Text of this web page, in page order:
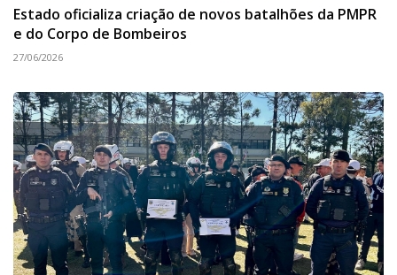
Estado oficializa criação de novos batalhões da PMPR
e do Corpo de Bombeiros
27/06/2026